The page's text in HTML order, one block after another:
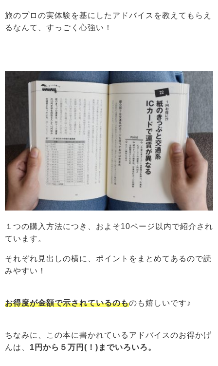
旅のプロの実体験を基にしたアドバイスを教えてもらえ
るなんて、すっごく心強い！
１つの購入方法につき、およそ10ページ以内で紹介され
ています。
それぞれ見出しの横に、ポイントをまとめてあるので読
みやすい！
お得度が金額で示されているのものも嬉しいです♪
ちなみに、この本に書かれているアドバイスのお得かげ
んは、 1円から５万円(！)までいろいろ。